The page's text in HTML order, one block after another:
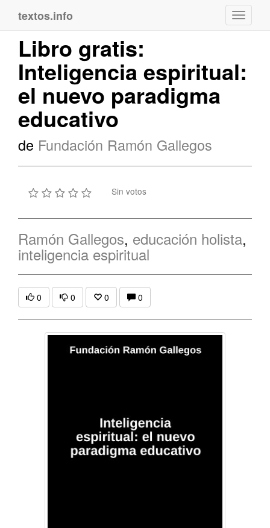
textos.info
Libro gratis:
Inteligencia espiritual:
el nuevo paradigma
educativo
de Fundación Ramón Gallegos
Sin votos
Ramón Gallegos, educación holista,
inteligencia espiritual
0 0 0 0